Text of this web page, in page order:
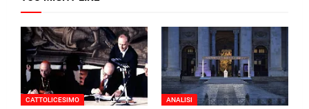
CATTOLICESIMO ANALISI